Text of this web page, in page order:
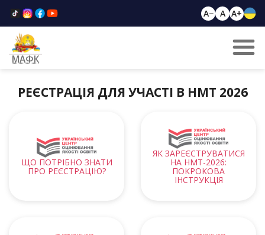
A− A A+
МАФК
РЕЄСТРАЦІЯ ДЛЯ УЧАСТІ В НМТ 2026
ЩО ПОТРІБНО ЗНАТИ
ПРО РЕЄСТРАЦІЮ?
ЯК ЗАРЕЄСТРУВАТИСЯ
НА НМТ-2026:
ПОКРОКОВА
ІНСТРУКЦІЯ